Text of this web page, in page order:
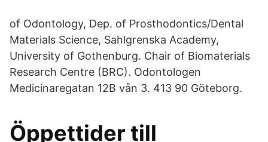
of Odontology, Dep. of Prosthodontics/Dental
Materials Science, Sahlgrenska Academy,
University of Gothenburg. Chair of Biomaterials
Research Centre (BRC). Odontologen
Medicinaregatan 12B vån 3. 413 90 Göteborg.
Öppettider till